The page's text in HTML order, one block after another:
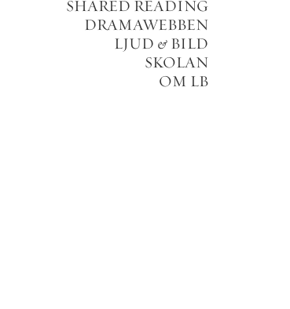
SHARED READING
DRAMAWEBBEN
LJUD & BILD
SKOLAN
OM LB